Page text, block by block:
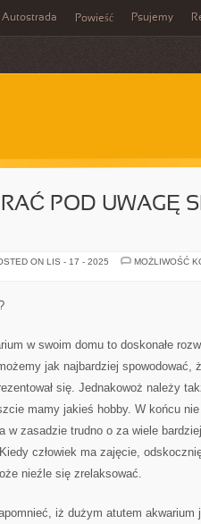
Autostrada Powieść Psujemy
POD UWAGĘ
ON LIS - 17 - 2025
MOŻLIWOŚĆ
w swoim domu to doskonałe
jak najbardziej spowodować,
się. Jednakowoż należy
mamy jakieś hobby. W końcu
w zasadzie trudno o za wiele
człowiek ma zajęcie,
nieźle się zrelaksować.
iż dużym atutem akwarium